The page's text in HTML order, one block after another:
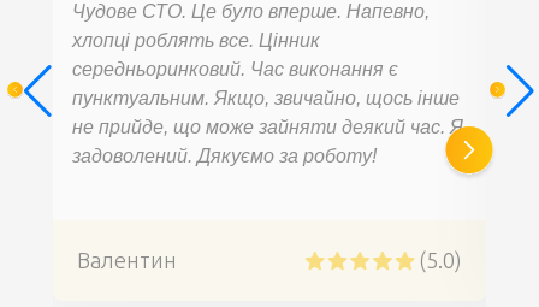
Чудове СТО. Це було вперше. Напевно,
хлопці роблять все. Цінник
середньоринковий. Час виконання є
пунктуальним. Якщо, звичайно, щось інше
не прийде, що може зайняти деякий час. Я
задоволений. Дякуємо за роботу!
Валентин (5.0)
й